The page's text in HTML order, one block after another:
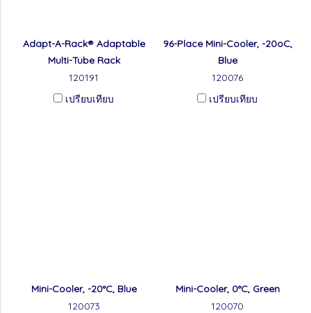
Adapt-A-Rack® Adaptable
Multi-Tube Rack
120191
เปรียบเทียบ
96-Place Mini-Cooler, -20oC,
Blue
120076
เปรียบเทียบ
Mini-Cooler, -20°C, Blue
120073
Mini-Cooler, 0°C, Green
120070